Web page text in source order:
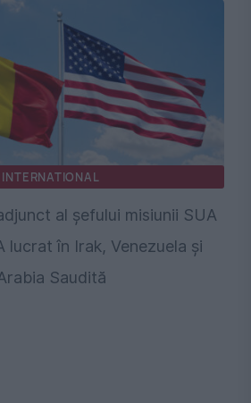
INTERNATIONAL
al șefului misiunii SUA
lucrat în Irak, Venezuela și
Saudită